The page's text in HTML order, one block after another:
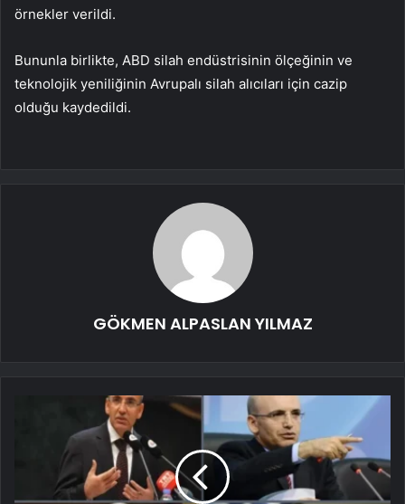
örnekler verildi.
Bununla birlikte, ABD silah endüstrisinin ölçeğinin ve
teknolojik yeniliğinin Avrupalı ​​silah alıcıları için cazip
olduğu kaydedildi.
GÖKMEN ALPASLAN YILMAZ